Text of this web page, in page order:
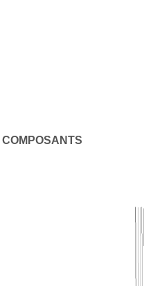
COMPOSANTS